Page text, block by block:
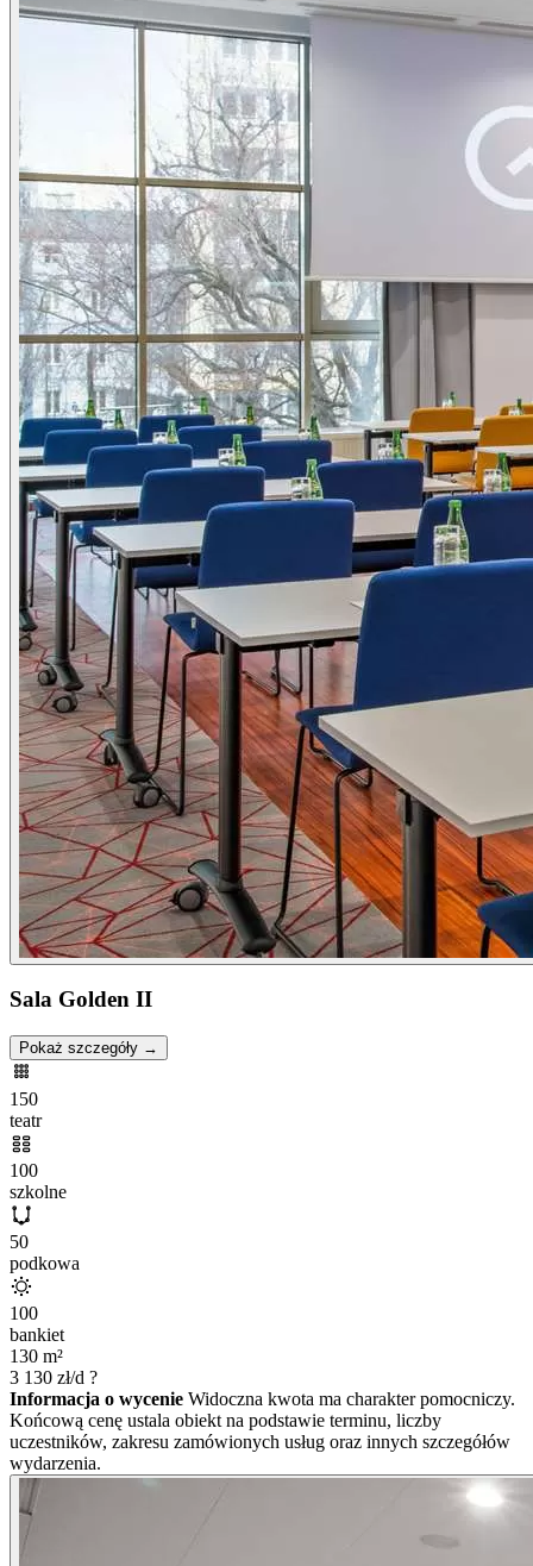
Sala Golden II
Pokaż szczegóły →
150
teatr
100
szkolne
50
podkowa
100
bankiet
130 m²
3 130 zł/d ?
Informacja o wycenie Widoczna kwota ma charakter pomocniczy.
Końcową cenę ustala obiekt na podstawie terminu, liczby
uczestników, zakresu zamówionych usług oraz innych szczegółów
wydarzenia.